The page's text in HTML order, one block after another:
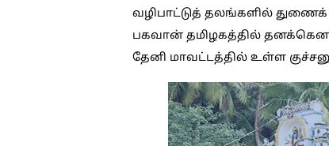
வழிபாட்டுத் தலங்களில்
பகவான் தமிழகத்தில் தனக்கென
தேனி மாவட்டத்தில் உள்ள